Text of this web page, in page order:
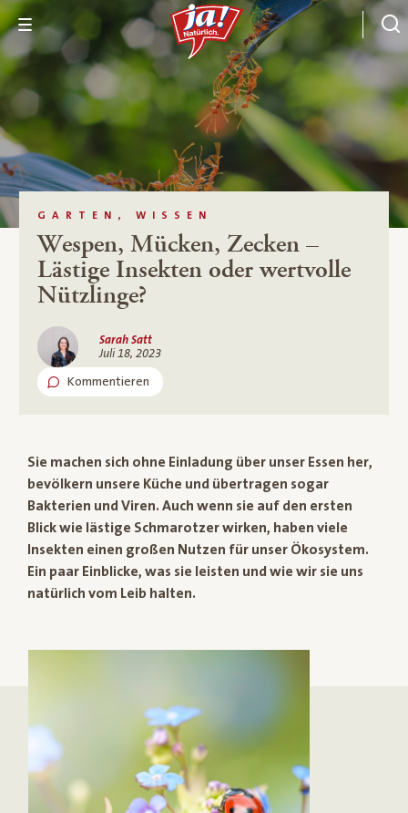
GARTEN, WISSEN
Wespen, Mücken, Zecken –
Lästige Insekten oder wertvolle
Nützlinge?
Sarah Satt
Juli 18, 2023
Kommentieren
Sie machen sich ohne Einladung über unser Essen her,
bevölkern unsere Küche und übertragen sogar
Bakterien und Viren. Auch wenn sie auf den ersten
Blick wie lästige Schmarotzer wirken, haben viele
Insekten einen großen Nutzen für unser Ökosystem.
Ein paar Einblicke, was sie leisten und wie wir sie uns
natürlich vom Leib halten.